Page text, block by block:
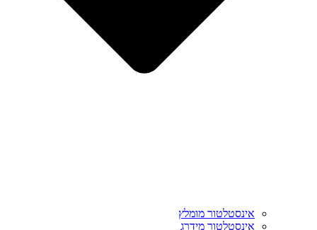
אינסטלטור מומלץ
אינסטלטור מידרג